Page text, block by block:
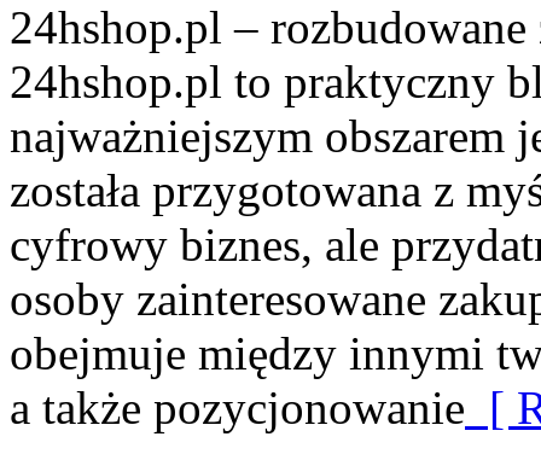
24hshop.pl –
24hshop.pl to praktyczny
najważniejszym obszarem
została przygotowana z
cyfrowy biznes, ale
osoby zainteresowane
obejmuje między innymi
a także pozycjonowanie [